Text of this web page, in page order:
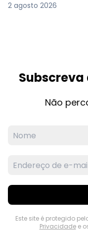
2 agosto 2026
Subscreva
Não
Este site é protegido
Privacidadee